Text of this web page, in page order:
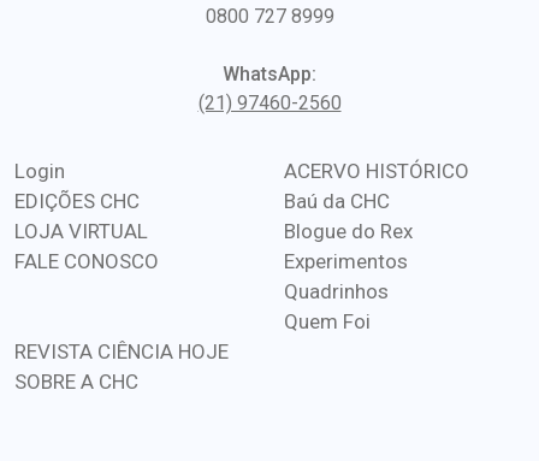
0800 727 8999
WhatsApp:
(21) 97460-2560
Login
EDIÇÕES CHC
LOJA VIRTUAL
FALE CONOSCO
ACERVO HISTÓRICO
Baú da CHC
Blogue do Rex
Experimentos
Quadrinhos
Quem Foi
REVISTA CIÊNCIA HOJE
SOBRE A CHC